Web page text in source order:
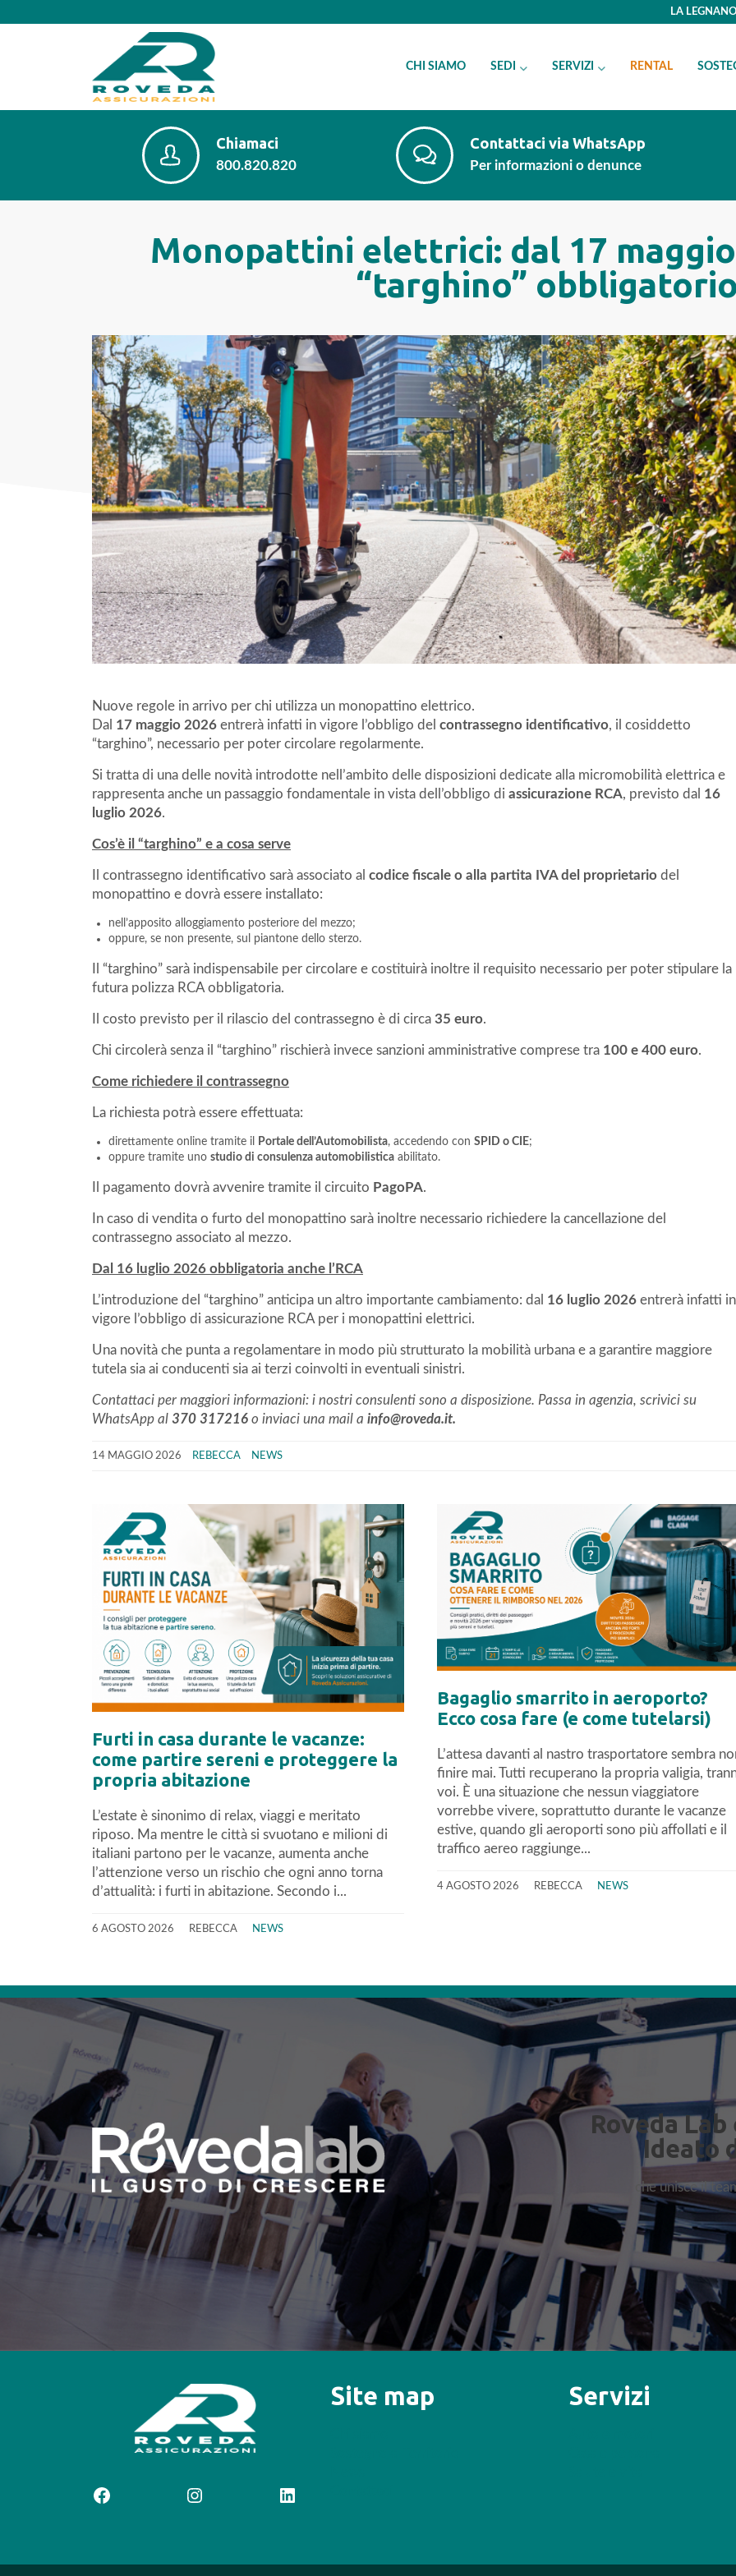
LA
CHI SIAMO SEDI SERVIZI RENTAL
Chiamaci
800.820.820
Contattaci via WhatsApp
Per informazioni o denunce
Monopattini elettrici: dal 17
“targhino”
Nuove regole in arrivo per chi utilizza un monopattino elettrico.
Dal 17 maggio 2026 entrerà infatti in vigore l’obbligo del contrassegno identificativo, il cosiddetto
“targhino”, necessario per poter circolare regolarmente.
Si tratta di una delle novità introdotte nell’ambito delle disposizioni dedicate alla micromobilità elettrica e
rappresenta anche un passaggio fondamentale in vista dell’obbligo di assicurazione RCA, previsto dal 16
luglio 2026.
Cos’è il “targhino” e a cosa serve
Il contrassegno identificativo sarà associato al codice fiscale o alla partita IVA del proprietario del
monopattino e dovrà essere installato:
nell’apposito alloggiamento posteriore del mezzo;
oppure, se non presente, sul piantone dello sterzo.
Il “targhino” sarà indispensabile per circolare e costituirà inoltre il requisito necessario per poter stipulare la
futura polizza RCA obbligatoria.
Il costo previsto per il rilascio del contrassegno è di circa 35 euro.
Chi circolerà senza il “targhino” rischierà invece sanzioni amministrative comprese tra 100 e 400 euro.
Come richiedere il contrassegno
La richiesta potrà essere effettuata:
direttamente online tramite il Portale dell’Automobilista, accedendo con SPID o CIE;
oppure tramite uno studio di consulenza automobilistica abilitato.
Il pagamento dovrà avvenire tramite il circuito PagoPA.
In caso di vendita o furto del monopattino sarà inoltre necessario richiedere la cancellazione del
contrassegno associato al mezzo.
Dal 16 luglio 2026 obbligatoria anche l’RCA
L’introduzione del “targhino” anticipa un altro importante cambiamento: dal 16 luglio 2026 entrerà infatti in
vigore l’obbligo di assicurazione RCA per i monopattini elettrici.
Una novità che punta a regolamentare in modo più strutturato la mobilità urbana e a garantire maggiore
tutela sia ai conducenti sia ai terzi coinvolti in eventuali sinistri.
Contattaci per maggiori informazioni: i nostri consulenti sono a disposizione. Passa in agenzia, scrivici su
WhatsApp al 370 317216 o inviaci una mail a info@roveda.it.
14 MAGGIO 2026 REBECCA NEWS
Furti in casa durante le vacanze:
come partire sereni e proteggere la
propria abitazione
L’estate è sinonimo di relax, viaggi e meritato
riposo. Ma mentre le città si svuotano e milioni di
italiani partono per le vacanze, aumenta anche
l’attenzione verso un rischio che ogni anno torna
d’attualità: i furti in abitazione. Secondo i...
6 AGOSTO 2026 REBECCA NEWS
Bagaglio smarrito in aeroporto?
Ecco cosa fare (e come tutelarsi)
L’attesa davanti al nastro trasportatore sembra
finire mai. Tutti recuperano la propria valigia,
voi. È una situazione che nessun viaggiatore
vorrebbe vivere, soprattutto durante le vacanze
estive, quando gli aeroporti sono più affollati e il
traffico aereo raggiunge...
4 AGOSTO 2026 REBECCA NEWS
Roveda
Ideato
che unisce il
Facebook Instagram LinkedIn
Site map Servizi